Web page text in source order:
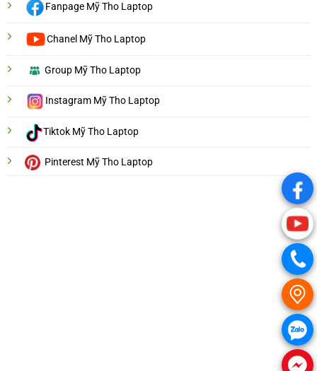
Fanpage Mỹ Tho Laptop
Chanel Mỹ Tho Laptop
Group Mỹ Tho Laptop
Instagram Mỹ Tho Laptop
Tiktok Mỹ Tho Laptop
Pinterest Mỹ Tho Laptop
.
.
.
.
.
.